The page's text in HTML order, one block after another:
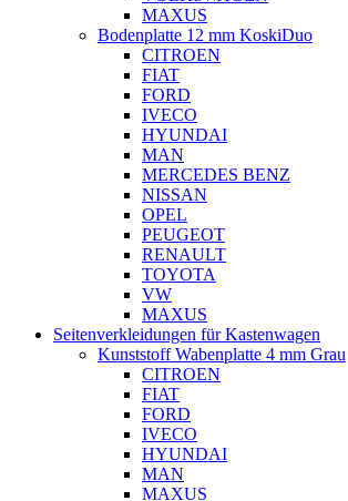
MAXUS
Bodenplatte 12 mm KoskiDuo
CITROEN
FIAT
FORD
IVECO
HYUNDAI
MAN
MERCEDES BENZ
NISSAN
OPEL
PEUGEOT
RENAULT
TOYOTA
VW
MAXUS
Seitenverkleidungen für Kastenwagen
Kunststoff Wabenplatte 4 mm Grau
CITROEN
FIAT
FORD
IVECO
HYUNDAI
MAN
MAXUS